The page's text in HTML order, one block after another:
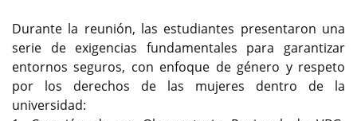
Durante la reunión, las estudiantes presentaron una
serie de exigencias fundamentales para garantizar
entornos seguros, con enfoque de género y respeto
por los derechos de las mujeres dentro de la
universidad: